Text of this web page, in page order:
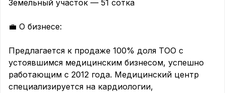
Земельный участок — 51 сотка
💼 О бизнесе:
Предлагается к продаже 100% доля ТОО с
устоявшимся медицинским бизнесом, успешно
работающим с 2012 года. Медицинский центр
специализируется на кардиологии,